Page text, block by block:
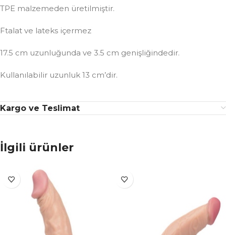
TPE malzemeden üretilmiştir.
Ftalat ve lateks içermez
17.5 cm uzunluğunda ve 3.5 cm genişliğindedir.
Kullanılabilir uzunluk 13 cm’dir.
Kargo ve Teslimat
İlgili ürünler